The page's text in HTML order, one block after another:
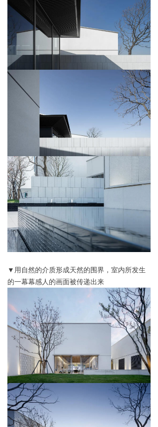
▼用自然的介质形成天然的围界，室内所发生
的一幕幕感人的画面被传递出来